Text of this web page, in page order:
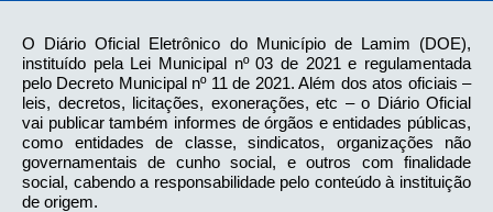
O Diário Oficial Eletrônico do Município de Lamim (DOE),
instituído pela Lei Municipal nº 03 de 2021 e regulamentada
pelo Decreto Municipal nº 11 de 2021. Além dos atos oficiais –
leis, decretos, licitações, exonerações, etc – o Diário Oficial
vai publicar também informes de órgãos e entidades públicas,
como entidades de classe, sindicatos, organizações não
governamentais de cunho social, e outros com finalidade
social, cabendo a responsabilidade pelo conteúdo à instituição
de origem.